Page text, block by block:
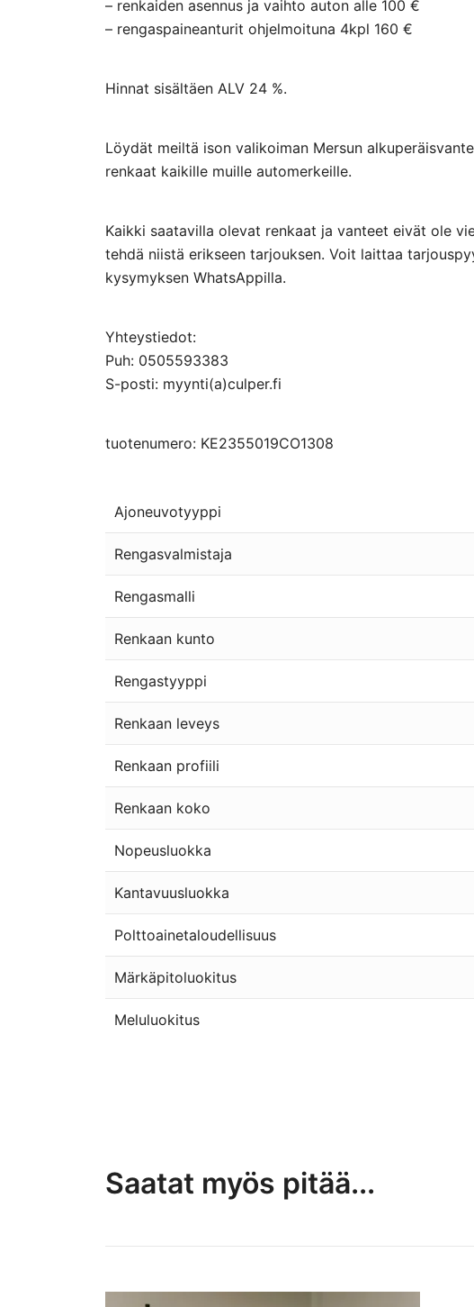
– renkaiden asennus ja vaihto auton alle 100 €
– rengaspaineanturit ohjelmoituna 4kpl 160 €
Hinnat sisältäen ALV 24 %.
Löydät meiltä ison valikoiman Mersun
renkaat kaikille muille automerkeille.
Kaikki saatavilla olevat renkaat ja vanteet eivät ole
tehdä niistä erikseen tarjouksen. Voit laittaa
kysymyksen WhatsAppilla.
Yhteystiedot:
Puh: 0505593383
S-posti: myynti(a)culper.fi
tuotenumero: KE2355019CO1308
Ajoneuvotyyppi
Rengasvalmistaja
Rengasmalli
Renkaan kunto
Rengastyyppi
Renkaan leveys
Renkaan profiili
Renkaan koko
Nopeusluokka
Kantavuusluokka
Polttoainetaloudellisuus
Märkäpitoluokitus
Meluluokitus
Saatat myös pitää...